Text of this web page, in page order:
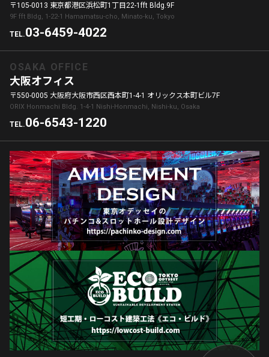
〒105-0013 東京都港区浜松町1丁目22-1fft Bldg.9F
9F fft Bldg, 1-22-1 Hamamatsu-cho, Minato-ku, Tokyo
TEL.03-6459-4022
OSAKA OFFICE
大阪オフィス
〒550-0005 大阪府大阪市西区西本町1-4-1 オリックス本町ビル7F
ORIX Honmachi Bldg. 1-4-1 Nishi-Honmachi, Nishi-ku, Osaka
TEL.06-6543-1220